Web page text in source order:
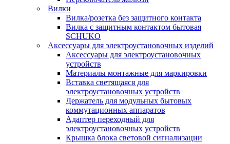
Вилки
Вилка/розетка без защитного контакта
Вилка с защитным контактом бытовая
SCHUKO
Аксессуары для электроустановочных изделий
Аксессуары для электроустановочных
устройств
Материалы монтажные для маркировки
Вставка светящаяся для
электроустановочных устройств
Держатель для модульных бытовых
коммутационных аппаратов
Адаптер переходный для
электроустановочных устройств
Крышка блока световой сигнализации